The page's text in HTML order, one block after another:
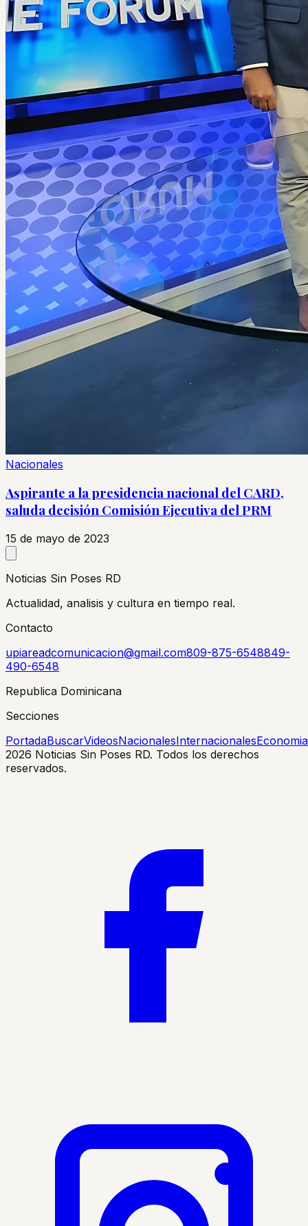
Nacionales
Aspirante a la presidencia nacional del CARD,
saluda decisión Comisión Ejecutiva del PRM
15 de mayo de 2023
Noticias Sin Poses RD
Actualidad, analisis y cultura en tiempo real.
Contacto
upiareadcomunicacion@gmail.com809-875-6548849-
490-6548
Republica Dominicana
Secciones
PortadaBuscarVideosNacionalesInternacionalesEconomia
2026 Noticias Sin Poses RD. Todos los derechos
reservados.